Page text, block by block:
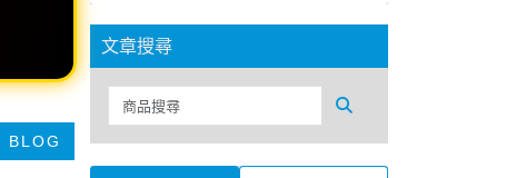
BLOG
文章搜尋